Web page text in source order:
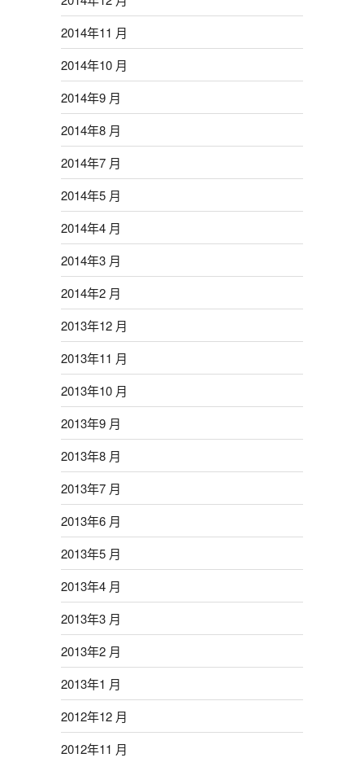
2014年11 月
2014年10 月
2014年9 月
2014年8 月
2014年7 月
2014年5 月
2014年4 月
2014年3 月
2014年2 月
2013年12 月
2013年11 月
2013年10 月
2013年9 月
2013年8 月
2013年7 月
2013年6 月
2013年5 月
2013年4 月
2013年3 月
2013年2 月
2013年1 月
2012年12 月
2012年11 月